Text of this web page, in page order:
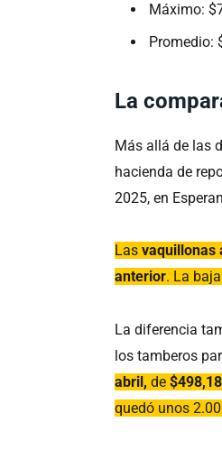
Máximo:
Promedio:
La
Más allá de las
hacienda de
2025, en
Lasvaquillonas
anterior. La
La diferencia
los tamberos
abril,de$498,18
quedó unos